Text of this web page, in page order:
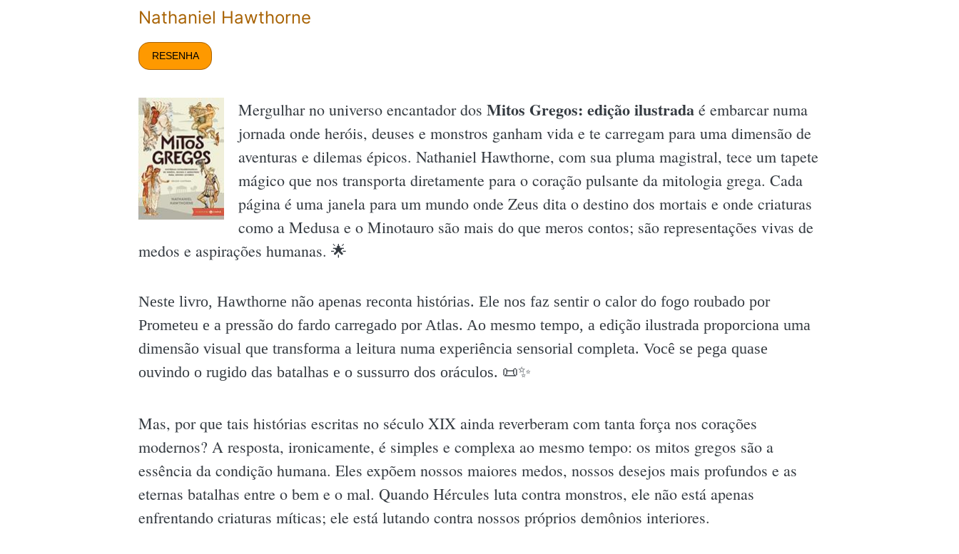
Nathaniel Hawthorne
RESENHA
Mergulhar no universo encantador dos Mitos Gregos: edição ilustrada é embarcar numa
jornada onde heróis, deuses e monstros ganham vida e te carregam para uma dimensão de
aventuras e dilemas épicos. Nathaniel Hawthorne, com sua pluma magistral, tece um tapete
mágico que nos transporta diretamente para o coração pulsante da mitologia grega. Cada
página é uma janela para um mundo onde Zeus dita o destino dos mortais e onde criaturas
como a Medusa e o Minotauro são mais do que meros contos; são representações vivas de
medos e aspirações humanas. 🌟
Neste livro, Hawthorne não apenas reconta histórias. Ele nos faz sentir o calor do fogo roubado por
Prometeu e a pressão do fardo carregado por Atlas. Ao mesmo tempo, a edição ilustrada proporciona uma
dimensão visual que transforma a leitura numa experiência sensorial completa. Você se pega quase
ouvindo o rugido das batalhas e o sussurro dos oráculos. 📜✨️
Mas, por que tais histórias escritas no século XIX ainda reverberam com tanta força nos corações
modernos? A resposta, ironicamente, é simples e complexa ao mesmo tempo: os mitos gregos são a
essência da condição humana. Eles expõem nossos maiores medos, nossos desejos mais profundos e as
eternas batalhas entre o bem e o mal. Quando Hércules luta contra monstros, ele não está apenas
enfrentando criaturas míticas; ele está lutando contra nossos próprios demônios interiores.